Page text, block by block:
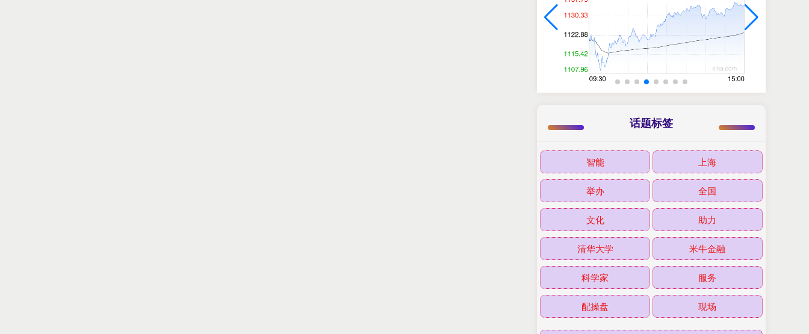
话题标签
智能 上海
举办 全国
文化 助力
清华大学 米牛金融
科学家 服务
配操盘 现场